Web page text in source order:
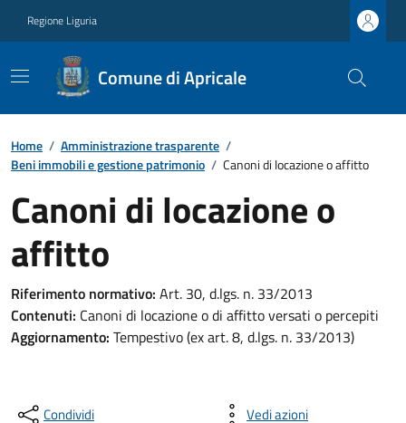
Regione Liguria
Comune di Apricale
Home / Amministrazione trasparente /
Beni immobili e gestione patrimonio / Canoni di locazione o affitto
Canoni di locazione o
affitto
Riferimento normativo: Art. 30, d.lgs. n. 33/2013
Contenuti: Canoni di locazione o di affitto versati o percepiti
Aggiornamento: Tempestivo (ex art. 8, d.lgs. n. 33/2013)
Condividi Vedi azioni